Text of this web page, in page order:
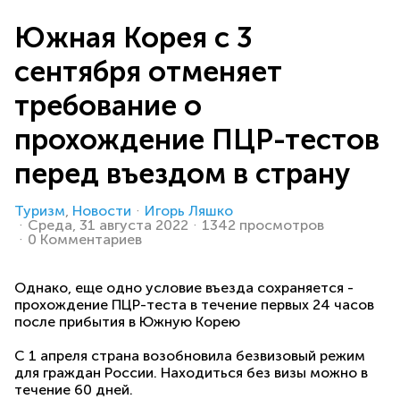
Южная Корея с 3
сентября отменяет
требование о
прохождение ПЦР-тестов
перед въездом в страну
Туризм Новости
Игорь Ляшко
Среда, 31 августа 2022
1342 просмотров
0 Комментариев
Однако, еще одно условие въезда сохраняется -
прохождение ПЦР-теста в течение первых 24 часов
после прибытия в Южную Корею
С 1 апреля страна возобновила безвизовый режим
для граждан России. Находиться без визы можно в
течение 60 дней.